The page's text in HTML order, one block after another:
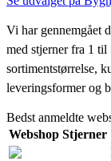
Vi har gennemgået
med stjerner fra 1 til
sortimentstørrelse,
leveringsformer og
Bedst anmeldte
Webshop Stjerner